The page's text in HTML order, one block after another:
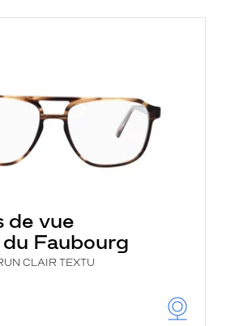
de vue
Faubourg
CLAIR TEXTU